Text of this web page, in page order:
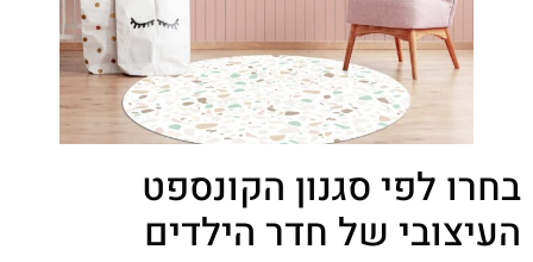
בחרו לפי סגנון הקונספט
העיצובי של חדר הילדים